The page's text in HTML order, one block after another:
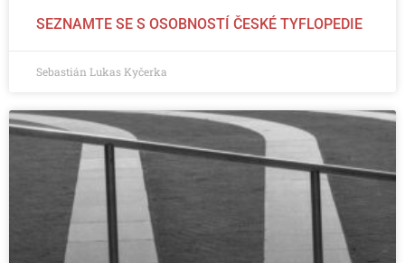
SEZNAMTE SE S OSOBNOSTÍ ČESKÉ TYFLOPEDIE
Sebastián Lukas Kyčerka